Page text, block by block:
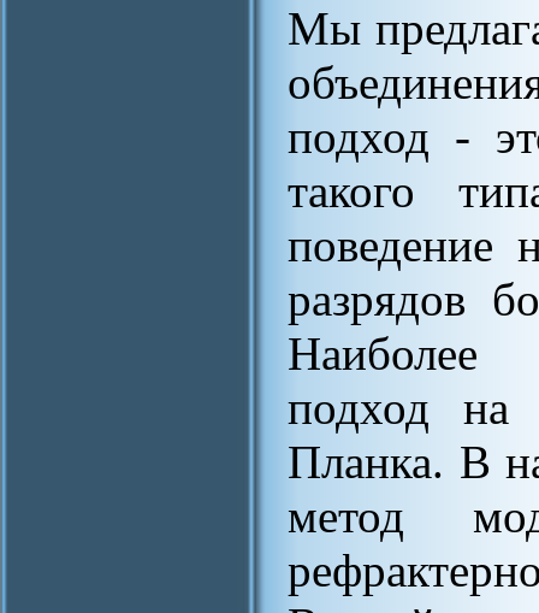
Мы
подход -
такого
поведение
разрядов
Наиболее
подход на
Планка. В
метод